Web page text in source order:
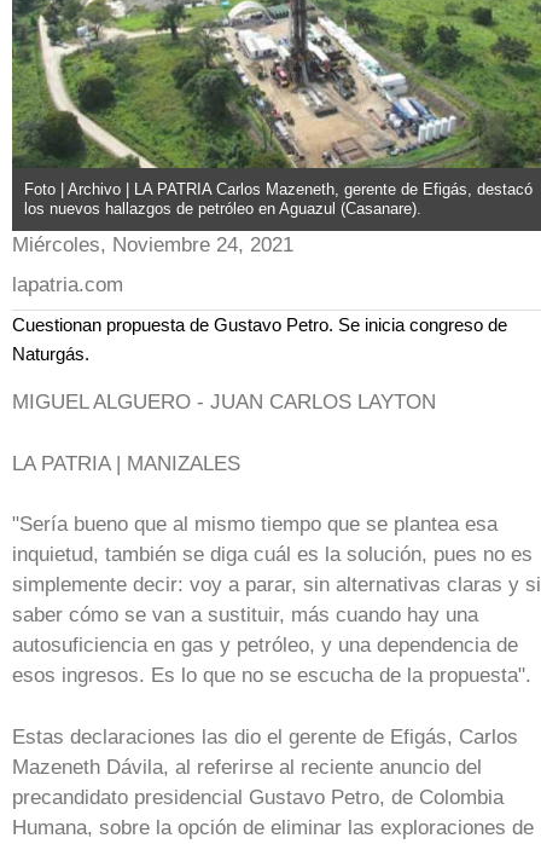
Foto | Archivo | LA PATRIA Carlos Mazeneth, gerente de Efigás, destacó
los nuevos hallazgos de petróleo en Aguazul (Casanare).
Miércoles, Noviembre 24, 2021
lapatria.com
Cuestionan propuesta de Gustavo Petro. Se inicia congreso de
Naturgás.
MIGUEL ALGUERO - JUAN CARLOS LAYTON
LA PATRIA | MANIZALES
"Sería bueno que al mismo tiempo que se plantea esa
inquietud, también se diga cuál es la solución, pues no es
simplemente decir: voy a parar, sin alternativas claras y
saber cómo se van a sustituir, más cuando hay una
autosuficiencia en gas y petróleo, y una dependencia de
esos ingresos. Es lo que no se escucha de la propuesta".
Estas declaraciones las dio el gerente de Efigás, Carlos
Mazeneth Dávila, al referirse al reciente anuncio del
precandidato presidencial Gustavo Petro, de Colombia
Humana, sobre la opción de eliminar las exploraciones de